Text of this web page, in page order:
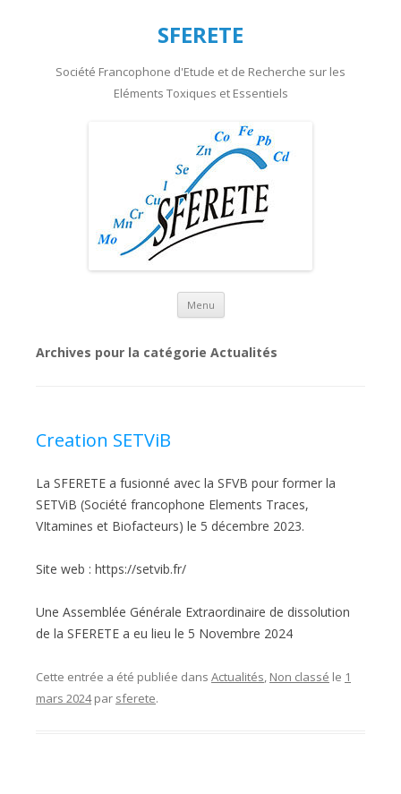
SFERETE
Société Francophone d'Etude et de Recherche sur les
Eléments Toxiques et Essentiels
Menu Aller au contenu principal
Archives pour la catégorie Actualités
Creation SETViB
La SFERETE a fusionné avec la SFVB pour former la
SETViB (Société francophone Elements Traces,
VItamines et Biofacteurs) le 5 décembre 2023.
Site web : https://setvib.fr/
Une Assemblée Générale Extraordinaire de dissolution
de la SFERETE a eu lieu le 5 Novembre 2024
Cette entrée a été publiée dans Actualités, Non classé le 1
mars 2024 par sferete.